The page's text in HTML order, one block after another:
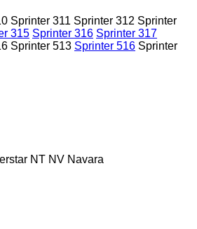
Sprinter 311 Sprinter 312 Sprinter
315 Sprinter 316 Sprinter 317
Sprinter 513 Sprinter 516 Sprinter
NT NV Navara